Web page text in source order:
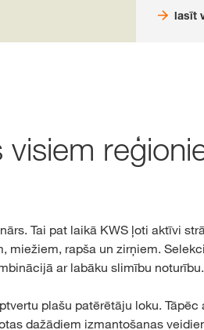
lasīt
Tai pat laikā KWS ļoti aktīvi
miežiem, rapša un zirņiem.
ar labāku slimību noturību.
plašu patērētāju loku. Tāpēc
dažādiem izmantošanas